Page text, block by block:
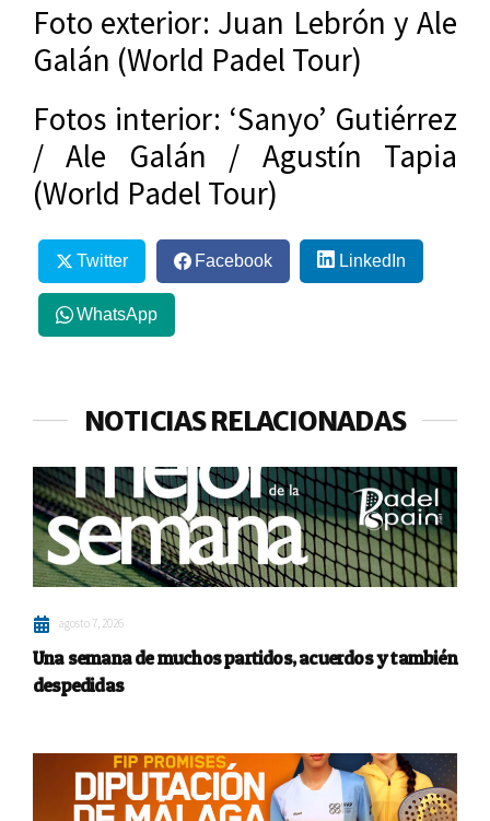
Foto exterior: Juan Lebrón y Ale
Galán (World Padel Tour)
Fotos interior: ‘Sanyo’ Gutiérrez
/ Ale Galán / Agustín Tapia
(World Padel Tour)
Twitter Facebook LinkedIn
WhatsApp
NOTICIAS RELACIONADAS
agosto 7, 2026
Una semana de muchos partidos, acuerdos y también
despedidas